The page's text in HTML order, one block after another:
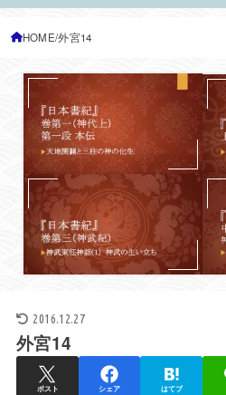
HOME 外宮14
2016.12.27
外宮14
ポスト シェア はてブ